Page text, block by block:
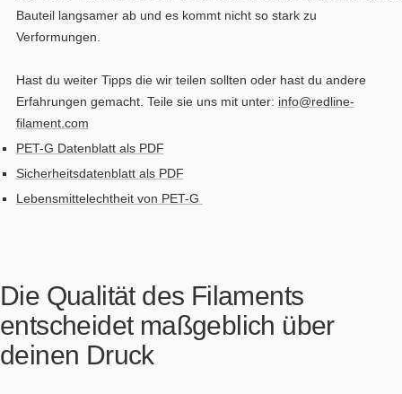
Bauteil langsamer ab und es kommt nicht so stark zu
Verformungen.
Hast du weiter Tipps die wir teilen sollten oder hast du andere
Erfahrungen gemacht. Teile sie uns mit unter: info@redline-
filament.com
PET-G Datenblatt als PDF
Sicherheitsdatenblatt als PDF
Lebensmittelechtheit von PET-G
Die Qualität des Filaments
entscheidet maßgeblich über
deinen Druck